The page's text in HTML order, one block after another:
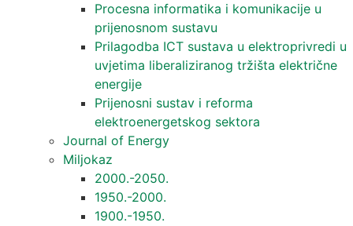
Procesna informatika i komunikacije u
prijenosnom sustavu
Prilagodba ICT sustava u elektroprivredi u
uvjetima liberaliziranog tržišta električne
energije
Prijenosni sustav i reforma
elektroenergetskog sektora
Journal of Energy
Miljokaz
2000.-2050.
1950.-2000.
1900.-1950.